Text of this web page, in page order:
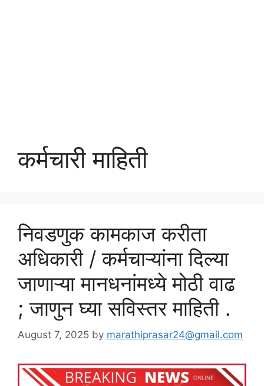
कर्मचारी माहिती
निवडणुक कामकाज करीता
अधिकारी / कर्मचाऱ्यांना दिल्या
जाणाऱ्या मानधनांमध्ये मोठी वाढ
; जाणुन घ्या सविस्तर माहिती .
August 7, 2025 by marathiprasar24@gmail.com